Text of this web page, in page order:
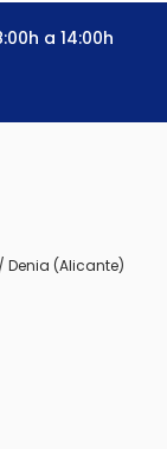
a 14:00h
Denia (Alicante)